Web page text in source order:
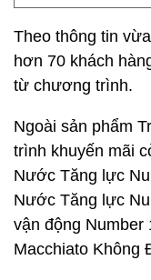
Theo thông tin
hơn 70 khách
từ chương trình.
Ngoài sản phẩm
trình khuyến mãi
Nước Tăng lực
Nước Tăng lực
vận động Number
Macchiato Không